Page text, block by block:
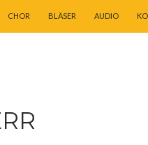
CHOR BLÄSER AUDIO